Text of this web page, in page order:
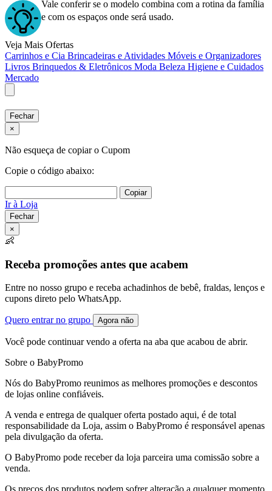
Vale conferir se o modelo combina com a rotina da família
e com os espaços onde será usado.
Veja Mais Ofertas
Carrinhos e Cia Brincadeiras e Atividades Móveis e Organizadores
Livros Brinquedos & Eletrônicos Moda Beleza Higiene e Cuidados
Mercado
Fechar
×
Não esqueça de copiar o Cupom
Copie o código abaixo:
Copiar
Ir à Loja
Fechar
×
👶
Receba promoções antes que acabem
Entre no nosso grupo e receba achadinhos de bebê, fraldas, lenços e
cupons direto pelo WhatsApp.
Quero entrar no grupo Agora não
Você pode continuar vendo a oferta na aba que acabou de abrir.
Sobre o BabyPromo
Nós do BabyPromo reunimos as melhores promoções e descontos
de lojas online confiáveis.
A venda e entrega de qualquer oferta postado aqui, é de total
responsabilidade da Loja, assim o BabyPromo é responsável apenas
pela divulgação da oferta.
O BabyPromo pode receber da loja parceira uma comissão sobre a
venda.